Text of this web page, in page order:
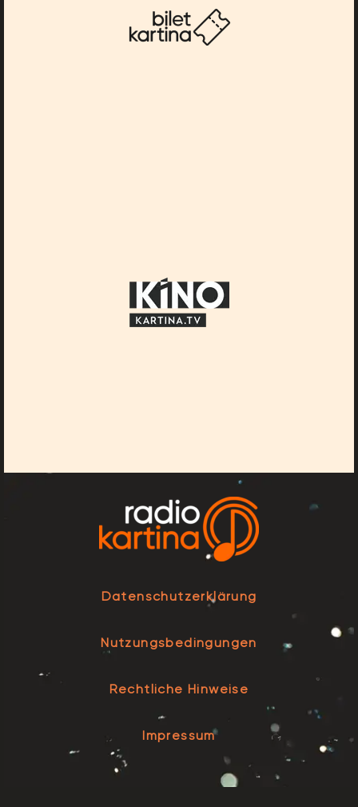
Datenschutzerklärung
Nutzungsbedingungen
Rechtliche Hinweise
Impressum